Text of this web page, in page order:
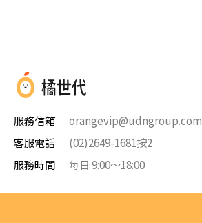
服務信箱
orangevip@udngroup.com
客服電話
(02)2649-1681按2
服務時間
每日 9:00～18:00